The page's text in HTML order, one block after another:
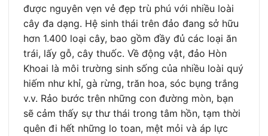
được nguyên vẹn vẻ đẹp trù phú với nhiều loài
cây đa dạng. Hệ sinh thái trên đảo đang sở hữu
hơn 1.400 loại cây, bao gồm đầy đủ các loại ăn
trái, lấy gỗ, cây thuốc. Về động vật, đảo Hòn
Khoai là môi trường sinh sống của nhiều loài quý
hiếm như khỉ, gà rừng, trăn hoa, sóc bụng trắng
v.v. Rảo bước trên những con đường mòn, bạn
sẽ cảm thấy sự thư thái trong tâm hồn, tạm thời
quên đi hết những lo toan, mệt mỏi và áp lực